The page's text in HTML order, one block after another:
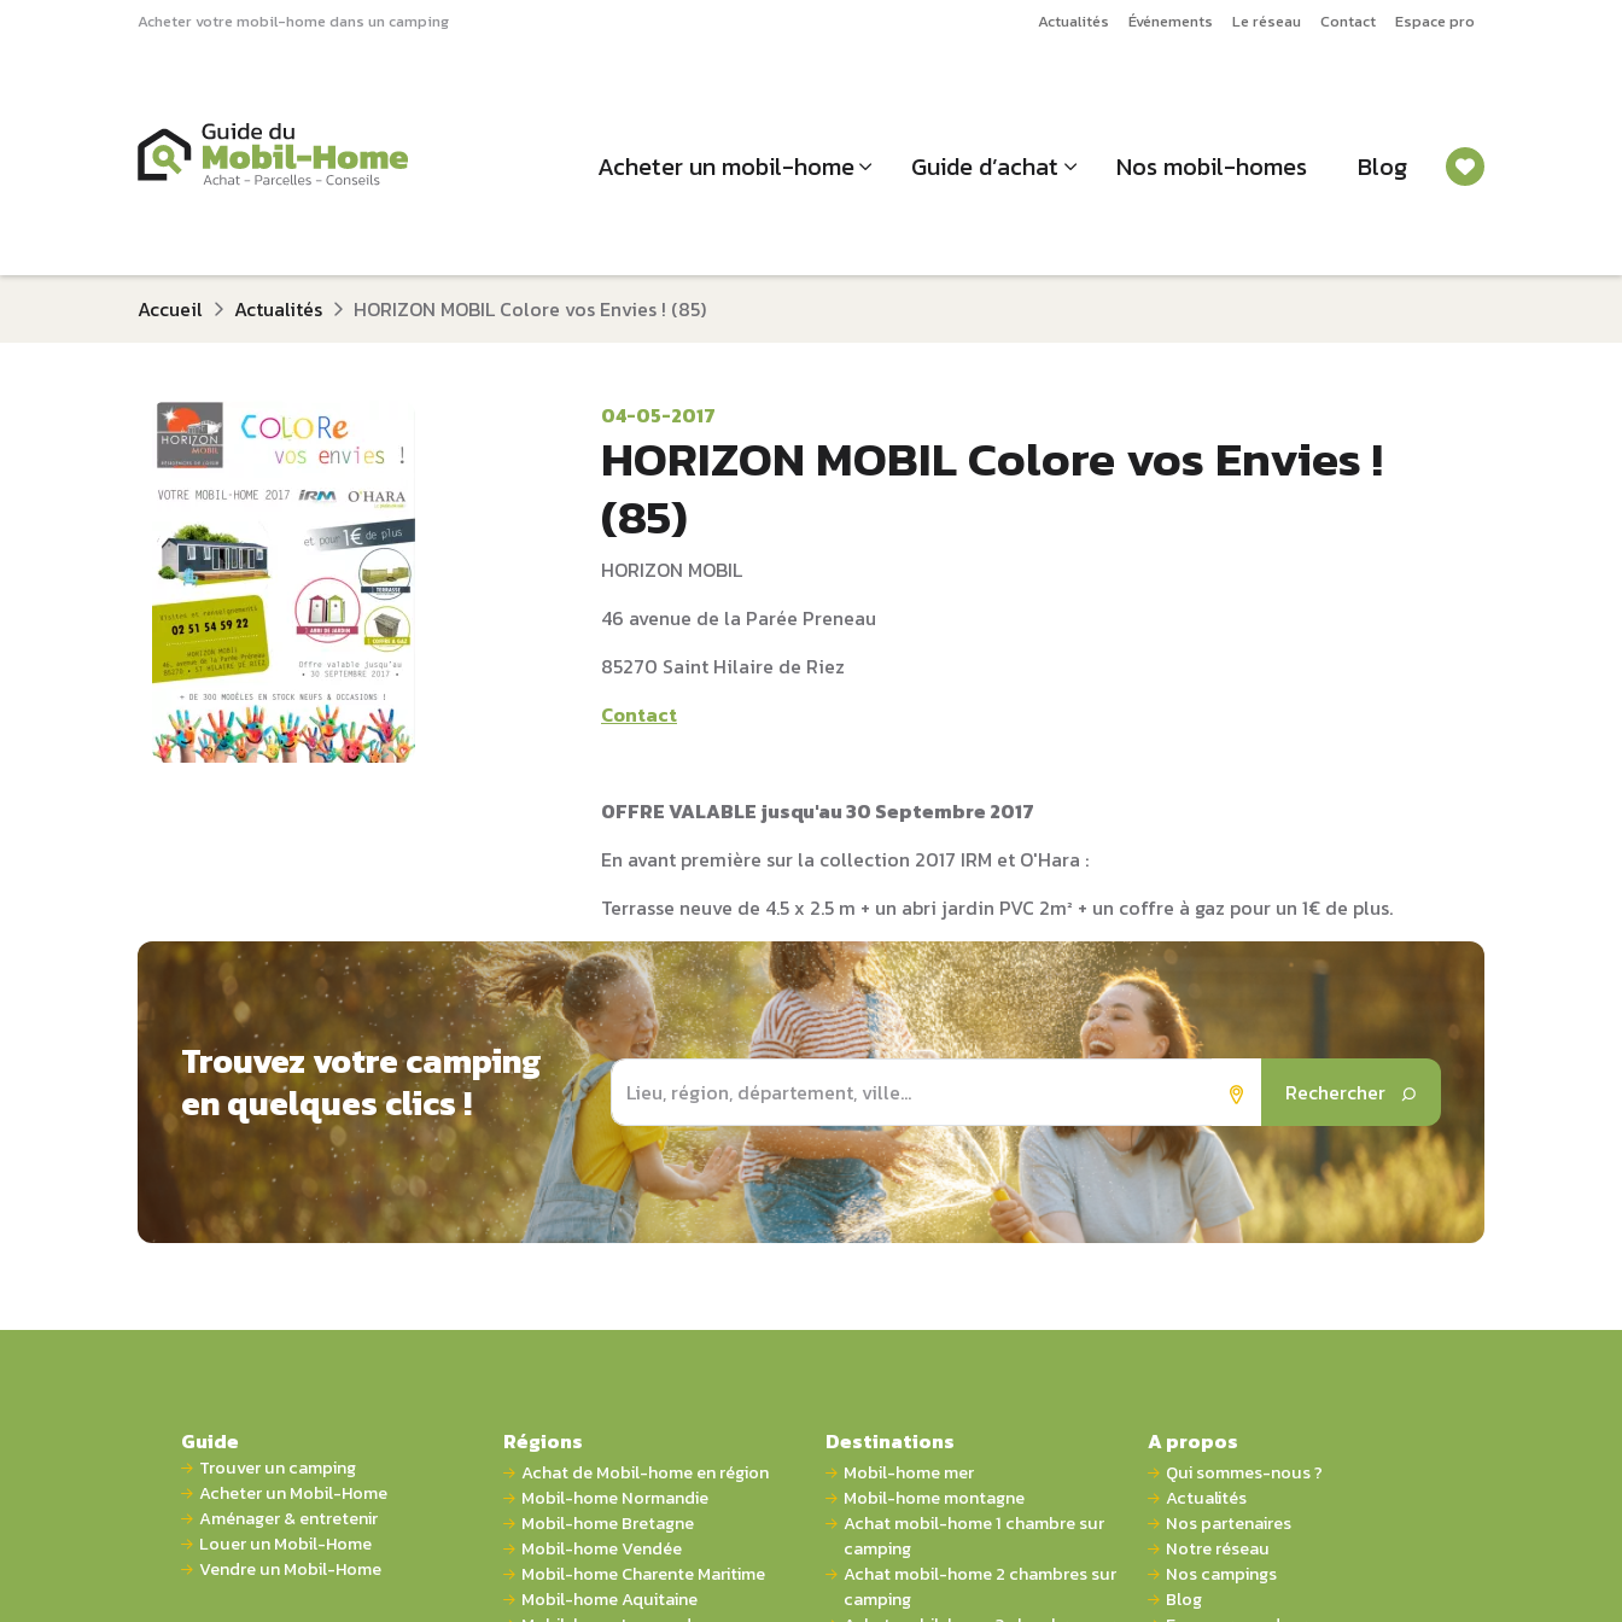
Acheter votre mobil-home dans un camping Actualités Événements Le réseau Contact Espace pro
Acheter un mobil-home Guide d’achat Nos mobil-homes Blog
Accueil Actualités HORIZON MOBIL Colore vos Envies ! (85)
04-05-2017
HORIZON MOBIL Colore vos Envies !
(85)
HORIZON MOBIL
46 avenue de la Parée Preneau
85270 Saint Hilaire de Riez
Contact
OFFRE VALABLE jusqu'au 30 Septembre 2017
En avant première sur la collection 2017 IRM et O'Hara :
Terrasse neuve de 4.5 x 2.5 m + un abri jardin PVC 2m² + un coffre à gaz pour un 1€ de plus.
Trouvez votre camping
en quelques clics !
Rechercher
Guide
Trouver un camping
Acheter un Mobil-Home
Aménager & entretenir
Louer un Mobil-Home
Vendre un Mobil-Home
Régions
Achat de Mobil-home en région
Mobil-home Normandie
Mobil-home Bretagne
Mobil-home Vendée
Mobil-home Charente Maritime
Mobil-home Aquitaine
Destinations
Mobil-home mer
Mobil-home montagne
Achat mobil-home 1 chambre sur
camping
Achat mobil-home 2 chambres sur
camping
A propos
Qui sommes-nous ?
Actualités
Nos partenaires
Notre réseau
Nos campings
Blog